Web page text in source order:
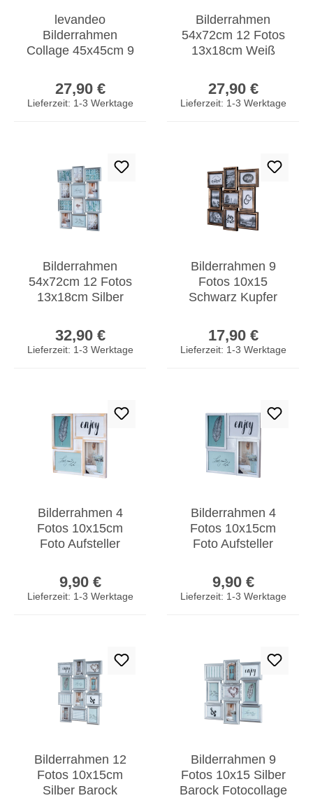
levandeo
Bilderrahmen
Collage 45x45cm 9
Kupfer Industrial
Glas
27,90 €
Lieferzeit: 1-3 Werktage
Bilderrahmen
54x72cm 12 Fotos
13x18cm Weiß
Collage
Fotorahmen
27,90 €
Lieferzeit: 1-3 Werktage
Bilderrahmen
54x72cm 12 Fotos
13x18cm Silber
Fotorahmen Deko
32,90 €
Lieferzeit: 1-3 Werktage
Bilderrahmen 9
Fotos 10x15
Schwarz Kupfer
Fotogalerie Vintage
17,90 €
Lieferzeit: 1-3 Werktage
Bilderrahmen 4
Fotos 10x15cm
Foto Aufsteller
Fotorahmen
Collage
9,90 €
Lieferzeit: 1-3 Werktage
Bilderrahmen 4
Fotos 10x15cm
Foto Aufsteller
Collage Galerie
9,90 €
Lieferzeit: 1-3 Werktage
Bilderrahmen 12
Fotos 10x15cm
Silber Barock
Bilderrahmen 9
Fotos 10x15 Silber
Barock Fotocollage